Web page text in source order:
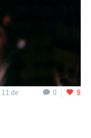
0 8
11 de